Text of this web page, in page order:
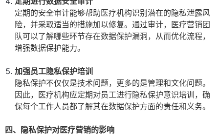
定期的安全审计能够帮助医疗机构识别潜在的隐私泄露风
险，并采取适当的措施加以修复。通过审计，医疗营销团
队可以了解哪些环节存在数据保护漏洞，从而优化流程，
增强数据保护能力。
加强员工隐私保护培训
隐私保护不仅仅是技术问题，更多的是管理和文化问题。
因此，医疗机构应定期对员工进行隐私保护意识培训，确
保每个工作人员都了解其在数据保护方面的责任和义务。
四、隐私保护对医疗营销的影响